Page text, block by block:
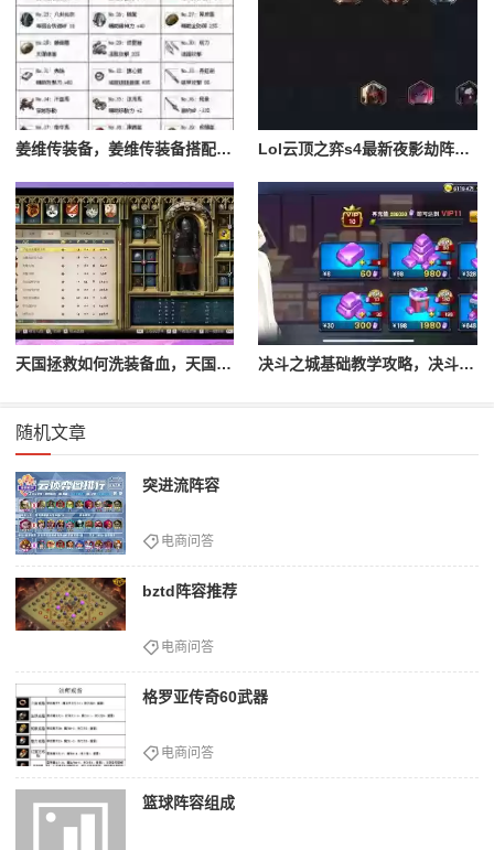
姜维传装备，姜维传装备搭配一览表最新 Lol云顶之弈s4最新夜影劫阵容搭配，云顶之奕夜影劫阵容
天国拯救如何洗装备血，天国拯救怎么洗衣服 决斗之城基础教学攻略，决斗之城教学攻略2111
随机文章
突进流阵容
电商问答
bztd阵容推荐
电商问答
格罗亚传奇60武器
电商问答
篮球阵容组成